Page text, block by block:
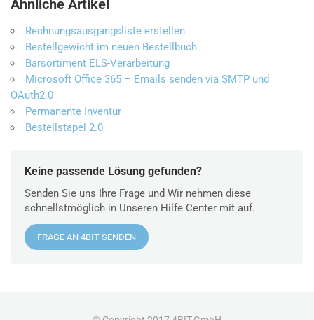
Ähnliche Artikel
Rechnungsausgangsliste erstellen
Bestellgewicht im neuen Bestellbuch
Barsortiment ELS-Verarbeitung
Microsoft Office 365 – Emails senden via SMTP und
OAuth2.0
Permanente Inventur
Bestellstapel 2.0
Keine passende Lösung gefunden?
Senden Sie uns Ihre Frage und Wir nehmen diese
schnellstmöglich in Unseren Hilfe Center mit auf.
FRAGE AN 4BIT SENDEN